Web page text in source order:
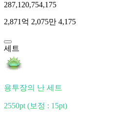
287,120,754,175
2,871억 2,075만 4,175
세트
용투장의 난 세트
2550pt (보정 : 15pt)